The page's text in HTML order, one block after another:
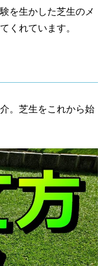
を生かした芝生のメ
くれています。
。芝生をこれから始